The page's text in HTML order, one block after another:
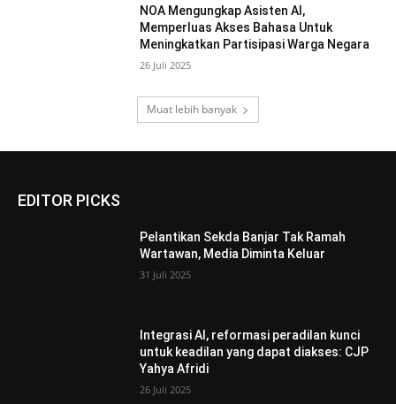
NOA Mengungkap Asisten AI,
Memperluas Akses Bahasa Untuk
Meningkatkan Partisipasi Warga Negara
26 Juli 2025
Muat lebih banyak
EDITOR PICKS
Pelantikan Sekda Banjar Tak Ramah
Wartawan, Media Diminta Keluar
31 Juli 2025
Integrasi AI, reformasi peradilan kunci
untuk keadilan yang dapat diakses: CJP
Yahya Afridi
26 Juli 2025